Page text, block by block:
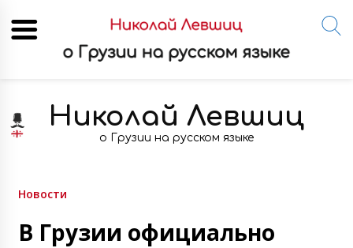
content
Николай Левшиц
о Грузии на русском языке
Новости
В Грузии официально